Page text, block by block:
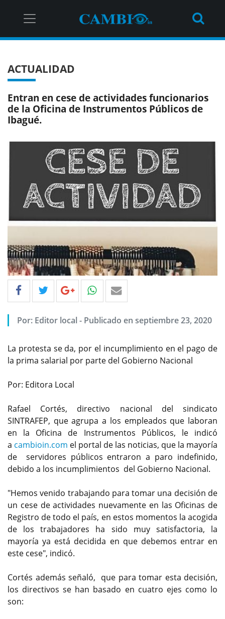
ACTUALIDAD
Entran en cese de actividades funcionarios
de la Oficina de Instrumentos Públicos de
Ibagué.
Por: Editor local - Publicado en septiembre 23, 2020
La protesta se da, por el incumplimiento en el pago de
la prima salarial por parte del Gobierno Nacional
Por: Editora Local
Rafael Cortés, directivo nacional del sindicato
SINTRAFEP, que agrupa a los empleados que laboran
en la Oficina de Instrumentos Públicos, le indicó
a cambioin.com el portal de las noticias, que la mayoría
de servidores públicos entraron a paro indefinido,
debido a los incumplimientos del Gobierno Nacional.
"Hemos venido trabajando para tomar una decisión de
un cese de actividades nuevamente en las Oficinas de
Registro de todo el país, en estos momentos la acogida
de los trabajadores ha sido muy satisfactoria, la
mayoría ya está decidida en que debemos entrar en
este cese", indicó.
Cortés además señaló, que para tomar esta decisión,
los directivos se han basado en cuatro ejes como lo
son: